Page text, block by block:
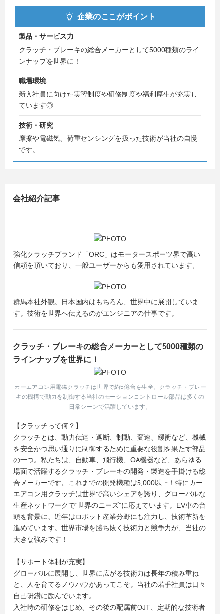
企業のここがポイント
製品・サービス力
クラッチ・ブレーキの総合メーカーとして5000種類のライ
ンナップを世界に！
職場環境
新入社員に向けた実習制度や研修制度や福利厚生が充実し
ています◎
技術・研究
摩擦や電磁気、荷重センシングを扱った技術が当社の自慢
です。
会社紹介記事
強化クラッチブランド「ORC」はモータースポーツ界で高い
信頼を頂いており、一般ユーザーからも愛用されています。
群馬本社外観。日本国内はもちろん、世界中に展開していま
す。技術を世界へ伝えるのがエンジニアの仕事です。
クラッチ・ブレーキの総合メーカーとして5000種類の
ラインナップを世界に！
カーエアコン用電磁クラッチは世界で約5億台を生産。クラッチ・ブレー
キの機構で動力を制御する当社のモーションコントロール部品は多くの
日常シーンで活躍しています。
【クラッチって何？】
クラッチとは、動力伝達・遮断、制動、変速、緩衝など、機械
を安全かつ思い通りに制御するために重要な役割を果たす部品
の一つ。私たちは、自動車、飛行機、OA機器など、あらゆる
場面で活躍するクラッチ・ブレーキの開発・製造を手掛ける総
合メーカーです。これまでの開発機種は5,000以上！特にカー
エアコン用クラッチは世界で高いシェアを誇り、グローバルな
生産ネットワークで“世界のニーズ”に応えています。EV車の台
頭を背景に、近年はロボット産業分野にも注力し、技術革新を
進めています。世界市場を勝ち抜く技術力と競争力が、当社の
大きな強みです！
【サポート体制が充実】
グローバルに展開し、世界に広がる技術力は長年の積み重ね
と、人を育てるノウハウがあってこそ。当社の若手社員は日々
自己研鑽に励んでいます。
入社時の研修をはじめ、その後の配属前OJT、定期的な技術者